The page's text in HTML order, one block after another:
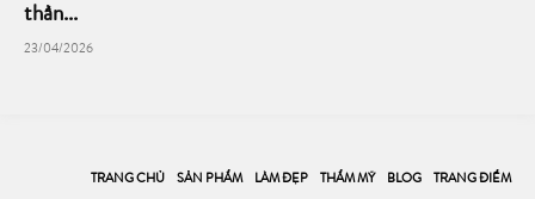
thần...
23/04/2026
TRANG CHỦ SẢN PHẨM LÀM ĐẸP THẨM MỸ BLOG TRANG ĐIỂM